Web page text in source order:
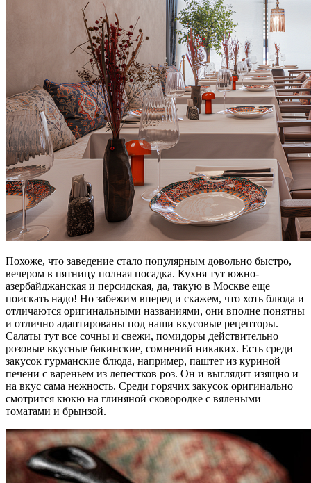
Похоже, что заведение стало популярным довольно быстро,
вечером в пятницу полная посадка. Кухня тут южно-
азербайджанская и персидская, да, такую в Москве еще
поискать надо! Но забежим вперед и скажем, что хоть блюда и
отличаются оригинальными названиями, они вполне понятны
и отлично адаптированы под наши вкусовые рецепторы.
Салаты тут все сочны и свежи, помидоры действительно
розовые вкусные бакинские, сомнений никаких. Есть среди
закусок гурманские блюда, например, паштет из куриной
печени с вареньем из лепестков роз. Он и выглядит изящно и
на вкус сама нежность. Среди горячих закусок оригинально
смотрится кюкю на глиняной сковородке с вялеными
томатами и брынзой.